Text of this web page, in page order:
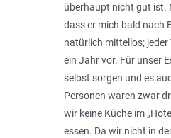
überhaupt nicht gut ist.
dass er mich bald nach
natürlich mittellos; jeder
ein Jahr vor. Für unser
selbst sorgen und es
Personen waren zwar
wir keine Küche im
essen. Da wir nicht in